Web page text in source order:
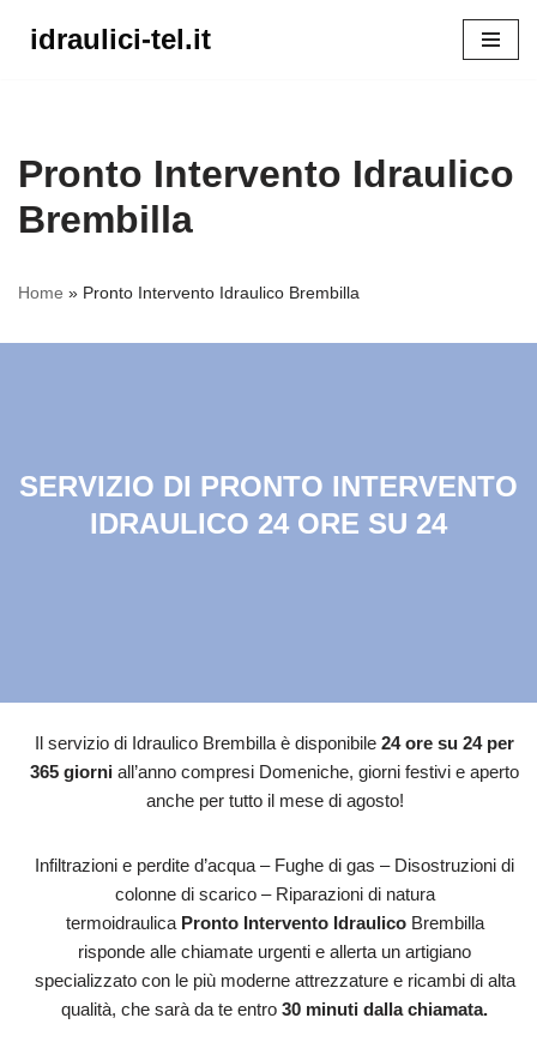
idraulici-tel.it
Home » Pronto Intervento Idraulico Brembilla
Pronto Intervento Idraulico
Brembilla
SERVIZIO DI PRONTO INTERVENTO
IDRAULICO 24 ORE SU 24
Il servizio di Idraulico Brembilla è disponibile 24 ore su 24 per
365 giorni all’anno compresi Domeniche, giorni festivi e aperto
anche per tutto il mese di agosto!
Infiltrazioni e perdite d’acqua – Fughe di gas – Disostruzioni di
colonne di scarico – Riparazioni di natura
termoidraulica Pronto Intervento IdraulicoBrembilla
risponde alle chiamate urgenti e allerta un artigiano
specializzato con le più moderne attrezzature e ricambi di alta
qualità, che sarà da te entro 30 minuti dalla chiamata.